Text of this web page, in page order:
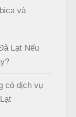
và
Lạt Nếu
có dịch vụ